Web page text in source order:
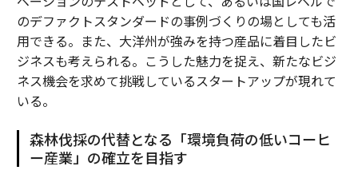
のデファクトスタンダードの事例づくりの場としても活
用できる。また、大洋州が強みを持つ産品に着目したビ
ジネスも考えられる。こうした魅力を捉え、新たなビジ
ネス機会を求めて挑戦しているスタートアップが現れて
いる。
森林伐採の代替となる「環境負荷の低いコーヒ
ー産業」の確立を目指す